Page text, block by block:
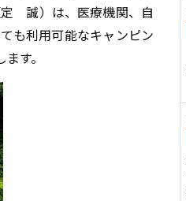
定 誠）は、医療機関、自
も利用可能なキャンピン
す。